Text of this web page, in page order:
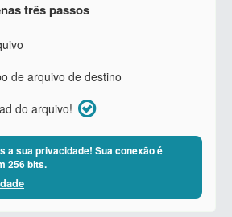
três passos
de arquivo de destino
do arquivo!
a sua privacidade! Sua conexão é
256 bits.